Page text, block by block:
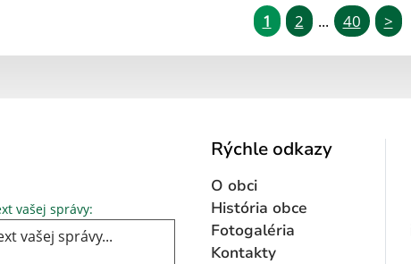
1 2 ... 40 >
vašej správy: Text vašej správy...
Rýchle odkazy
O obci
História obce
Fotogaléria
Kontakty